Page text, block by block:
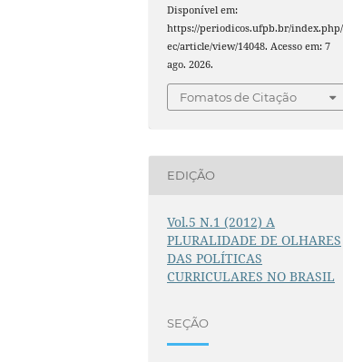
Disponível em:
https://periodicos.ufpb.br/
ec/article/view/14048. Acesso em: 7
ago. 2026.
Fomatos de Citação
EDIÇÃO
Vol.5 N.1 (2012) A
PLURALIDADE DE OLHARES
DAS POLÍTICAS
CURRICULARES NO BRASIL
SEÇÃO